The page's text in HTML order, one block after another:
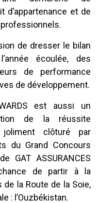
d’appartenance et de
de dresser le bilan
écoulée, des
de performance
de développement.
est aussi un
de la réussite
clôturé par
du Grand Concours
GAT ASSURANCES
de partir à la
la Route de la Soie,
: l’Ouzbékistan.